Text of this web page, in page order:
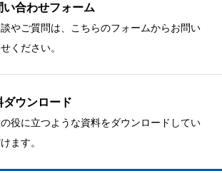
い合わせフォーム
やご質問は、こちらのフォームからお問い
ください。
ダウンロード
役に立つような資料をダウンロードしてい
ます。